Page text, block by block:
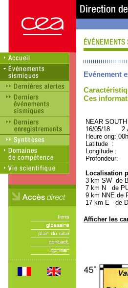
Evénement
Ces
NEAR
16/05/18 2
Heure orig:
Latitude :
Longitude
Localisation
3 km SW de
7 km N de
9 km NNE de
17 km E de
Afficher les